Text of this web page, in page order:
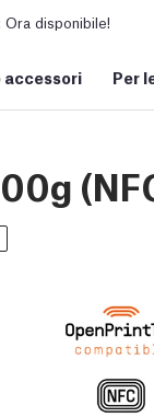
disponibile!
accessori Per